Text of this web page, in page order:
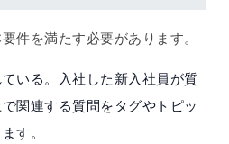
件を満たす必要があります。
いる。入社した新入社員が質
関連する質問をタグやトピッ
す。